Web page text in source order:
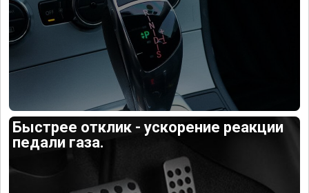
Быстрее отклик - ускорение реакции
педали газа.